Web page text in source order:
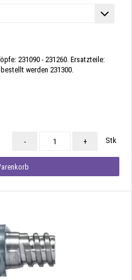
231090 - 231260. Ersatzteile:
werden 231300.
- + Stk